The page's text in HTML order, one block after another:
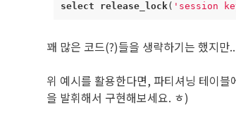
select
release_lock( 'session
꽤 많은 코드(?)들을 생략하기는 했지
위 예시를 활용한다면, 파티셔닝 테이
을 발휘해서 구현해보세요. ㅎ)